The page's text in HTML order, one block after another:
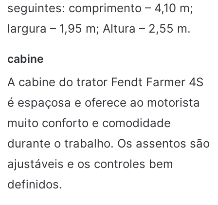
seguintes: comprimento – 4,10 m;
largura – 1,95 m; Altura – 2,55 m.
cabine
A cabine do trator Fendt Farmer 4S
é espaçosa e oferece ao motorista
muito conforto e comodidade
durante o trabalho. Os assentos são
ajustáveis ​​e os controles bem
definidos.